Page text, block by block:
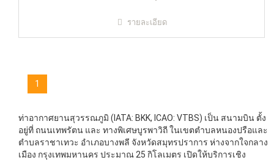
รายละเอียด
1
ท่าอากาศยานสุวรรณภูมิ (IATA: BKK, ICAO: VTBS) เป็น สนามบิน ตั้ง
อยู่ที่ ถนนเทพรัตน และ ทางพิเศษบูรพาวิถี ในเขตตำบลหนองปรือและ
ตำบลราชาเทวะ อำเภอบางพลี จังหวัดสมุทรปราการ ห่างจากใจกลาง
เมือง กรุงเทพมหานคร ประมาณ 25 กิโลเมตร เปิดให้บริการเชิง